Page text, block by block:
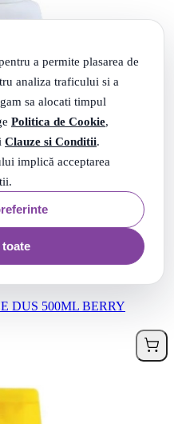
a permite plasarea de
analiza traficului si a
sa alocati timpul
Politica de Cookie,
Clauze si Conditii.
implică acceptarea
DUS 500ML BERRY